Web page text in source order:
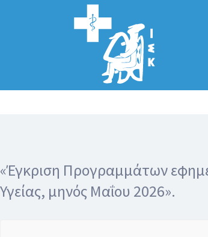
Αναζήτηση
για:
«Έγκριση Προγραμμάτων
Υγείας, μηνός Μαΐου 2026».